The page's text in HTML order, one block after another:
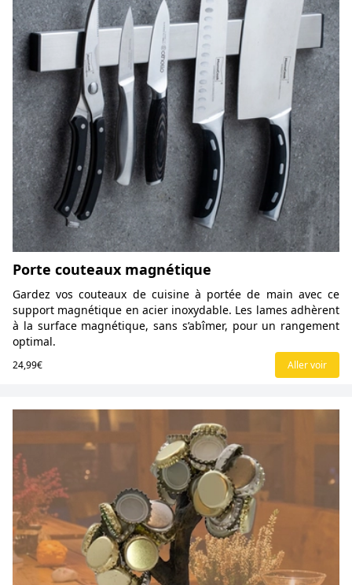
Porte couteaux magnétique
Gardez vos couteaux de cuisine à portée de main avec ce
support magnétique en acier inoxydable. Les lames adhèrent
à la surface magnétique, sans s’abîmer, pour un rangement
optimal.
24,99€ Aller voir